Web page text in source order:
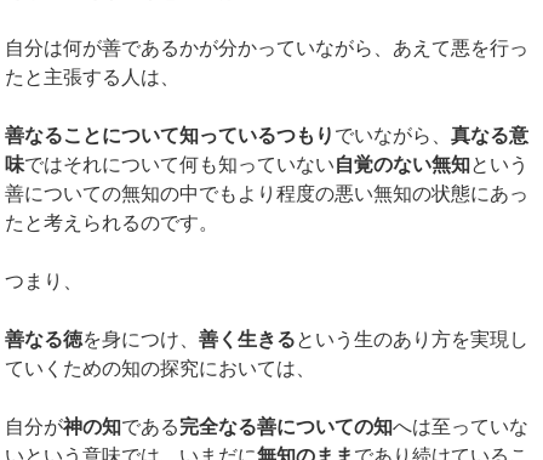
自分は何が善であるかが分かっていながら、あえて悪を行っ
たと主張する人は、
善なることについて知っているつもり でいながら、真なる意
味ではそれについて何も知っていない自覚のない無知という
善についての無知の中でもより程度の悪い無知の状態にあっ
たと考えられるのです。
つまり、
善なる徳を身につけ、善く生きるという生のあり方を実現し
ていくための知の探究においては、
自分が神の知である完全なる善についての知へは至っていな
いという意味では、いまだに無知のまま であり続けているこ